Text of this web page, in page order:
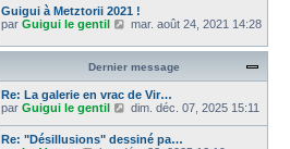
a
g
m
e
s
s
g
e
i
e
m
e
s
a
g
e
d
e
n
e
r
m
e
s
s
r
l
d
r
n
i
e
r
m
Guigui à Metztorii 2021 !
par Guigui le gentil
V
i
e
d
e
r
n
mar. août 24, 2021 14:28
Dernier message
Re: La galerie en vrac de Vir…
par Guigui le gentil
V
r
dim. déc. 07, 2025 15:11
Re: "Désillusions" dessiné pa…